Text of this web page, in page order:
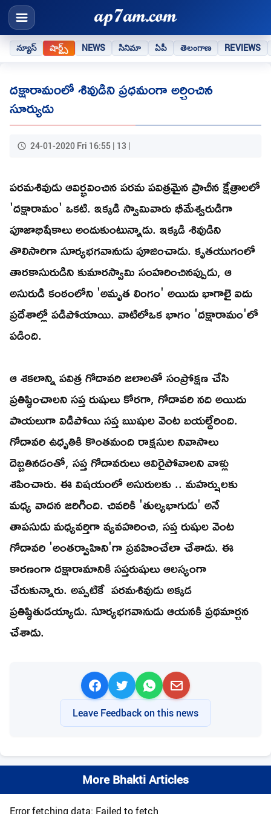
న్యూస్ షార్ట్స్ NEWS సినిమా ఏపీ తెలంగాణ REVIEWS
దక్షారామంలో శివుడిని ప్రధమంగా అర్చించిన
సూర్యుడు
24-01-2020 Fri 16:55 | 13 |
పరమశివుడు ఆవిర్భవించిన పరమ పవిత్రమైన ప్రాచీన క్షేత్రాలలో
'దక్షారామం' ఒకటి. ఇక్కడి స్వామివారు భీమేశ్వరుడిగా
పూజాభిషేకాలు అందుకుంటున్నాడు. ఇక్కడి శివుడిని
తొలిసారిగా సూర్యభగవానుడు పూజించాడు. కృతయుగంలో
తారకాసురుడిని కుమారస్వామి సంహరించినప్పుడు, ఆ
అసురుడి కంఠంలోని 'అమృత లింగం' అయిదు భాగాలై ఐదు
ప్రదేశాల్లో పడిపోయాయి. వాటిలోఒక భాగం 'దక్షారామం'లో
పడింది.
ఆ శకలాన్ని పవిత్ర గోదావరి జలాలతో సంప్రోక్షణ చేసి
ప్రతిష్ఠించాలని సప్త రుషులు కోరగా, గోదావరి నది అయిదు
పాయలుగా విడిపోయి సప్త ఋషుల వెంట బయల్దేరింది.
గోదావరి ఉధృతికి కొంతమంది రాక్షసుల నివాసాలు
దెబ్బతినడంతో, సప్త గోదావరులు ఆవిరైపోవాలని వాళ్లు
శపించారు. ఈ విషయంలో అసురులకు .. మహర్షులకు
మధ్య వాదన జరిగింది. చివరికి 'తుల్యభాగుడు' అనే
తాపసుడు మధ్యవర్తిగా వ్యవహరించి, సప్త రుషుల వెంట
గోదావరి 'అంతర్వాహిని'గా ప్రవహించేలా చేశాడు. ఈ
కారణంగా దక్షారామానికి సప్తరుషులు ఆలస్యంగా
చేరుకున్నారు. అప్పటికే పరమశివుడు అక్కడ
ప్రతిష్ఠితుడయ్యాడు. సూర్యభగవానుడు ఆయనకి ప్రథమార్చన
చేశాడు.
Leave Feedback on this news
More Bhakti Articles
Error fetching data: Failed to fetch